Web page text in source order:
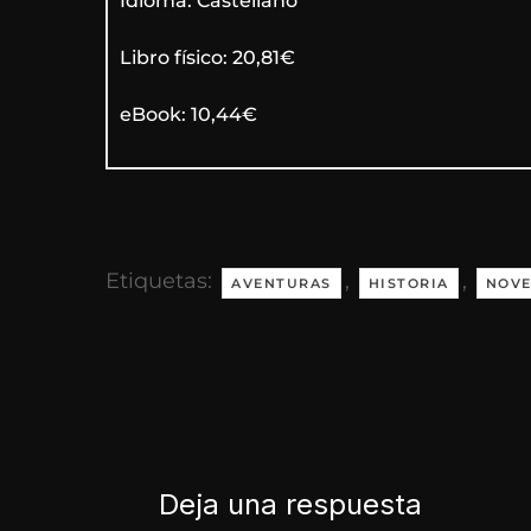
Libro físico: 20,81€
eBook: 10,44€
Etiquetas: AVENTURAS , HISTORIA ,
Deja una respuesta